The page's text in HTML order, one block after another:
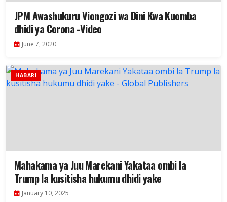
JPM Awashukuru Viongozi wa Dini Kwa Kuomba
dhidi ya Corona -Video
June 7, 2020
HABARI
Mahakama ya Juu Marekani Yakataa ombi la
Trump la kusitisha hukumu dhidi yake
January 10, 2025